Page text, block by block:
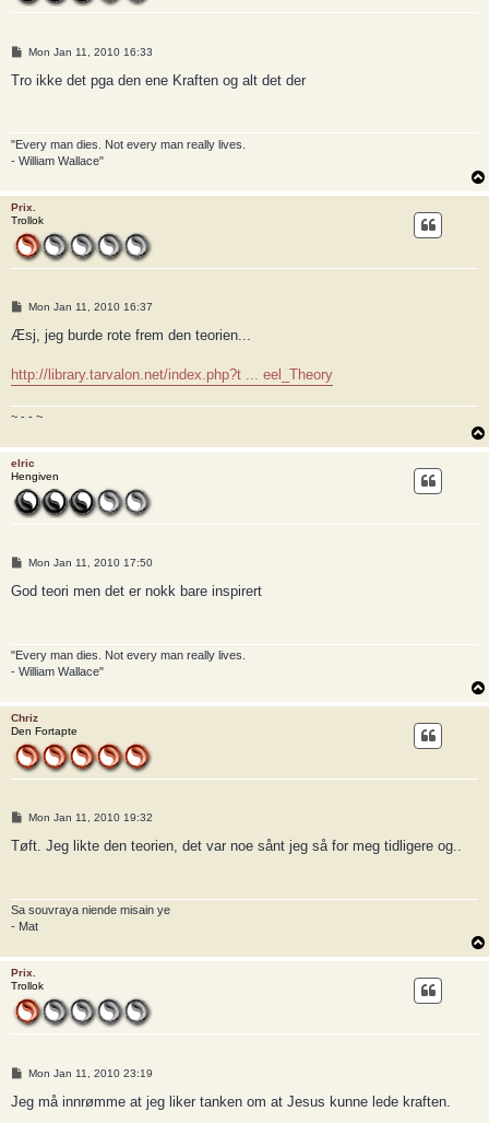
P
s
Mon Jan 11, 2010 16:33
Tro ikke det pga den ene Kraften og alt det der
"Every man dies. Not every man really lives.
- William Wallace"
Prix.
Trollok
P
s
Mon Jan 11, 2010 16:37
Æsj, jeg burde rote frem den teorien...
http://library.tarvalon.net/index.php?t ... eel_Theory
~ - - ~
elric
Hengiven
P
s
Mon Jan 11, 2010 17:50
God teori men det er nokk bare inspirert
"Every man dies. Not every man really lives.
- William Wallace"
Chriz
Den Fortapte
P
s
Mon Jan 11, 2010 19:32
Tøft. Jeg likte den teorien, det var noe sånt jeg så for meg tidligere og..
Sa souvraya niende misain ye
- Mat
Prix.
Trollok
P
s
Mon Jan 11, 2010 23:19
Jeg må innrømme at jeg liker tanken om at Jesus kunne lede kraften.